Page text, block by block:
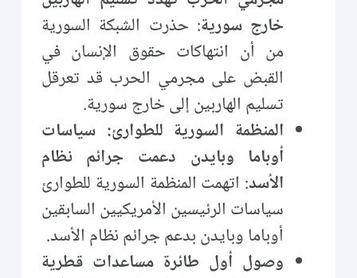
خارج سورية: حذرت الشبكة السورية
من أن انتهاكات حقوق الإنسان في
القبض على مجرمي الحرب قد تعرقل
تسليم الهاربين إلى خارج سورية.
المنظمة السورية للطوارئ: سياسات
أوباما وبايدن دعمت جرائم نظام
الأسد: اتهمت المنظمة السورية للطوارئ
سياسات الرئيسين الأمريكيين السابقين
أوباما وبايدن بدعم جرائم نظام الأسد.
وصول أول طائرة مساعدات قطرية